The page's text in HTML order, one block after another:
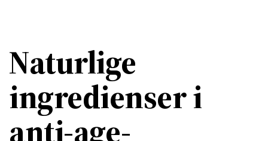
Naturlige
ingredienser i
anti-age-